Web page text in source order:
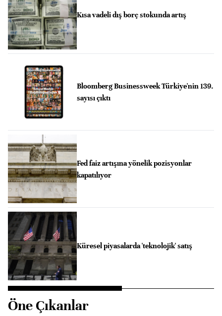
Kısa vadeli dış borç stokunda artış
Bloomberg Businessweek Türkiye'nin 139.
sayısı çıktı
Fed faiz artışına yönelik pozisyonlar
kapatılıyor
Küresel piyasalarda 'teknolojik' satış
Öne Çıkanlar